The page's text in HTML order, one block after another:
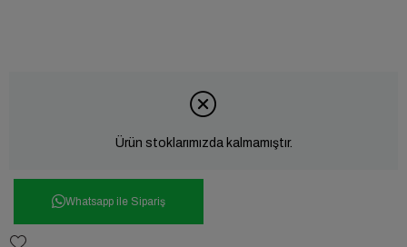
Ürün stoklarımızda kalmamıştır.
Whatsapp ile Sipariş